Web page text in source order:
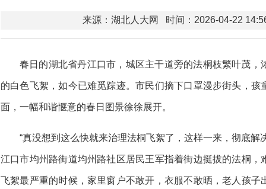
来源：湖北人大网 时间：2026-04-22
春日的湖北省丹江口市，城区主干道旁的法桐枝繁叶茂
的白色飞絮，如今已难觅踪迹。市民们摘下口罩漫步街头，
面，一幅和谐惬意的春日图景徐徐展开。
“真没想到这么快就来治理法桐飞絮了，这样一来，彻底解
江口市均州路街道均州路社区居民王军指着街边挺拔的法桐
飞絮最严重的时候，家里窗户不敢开，衣服不敢晒，老人孩